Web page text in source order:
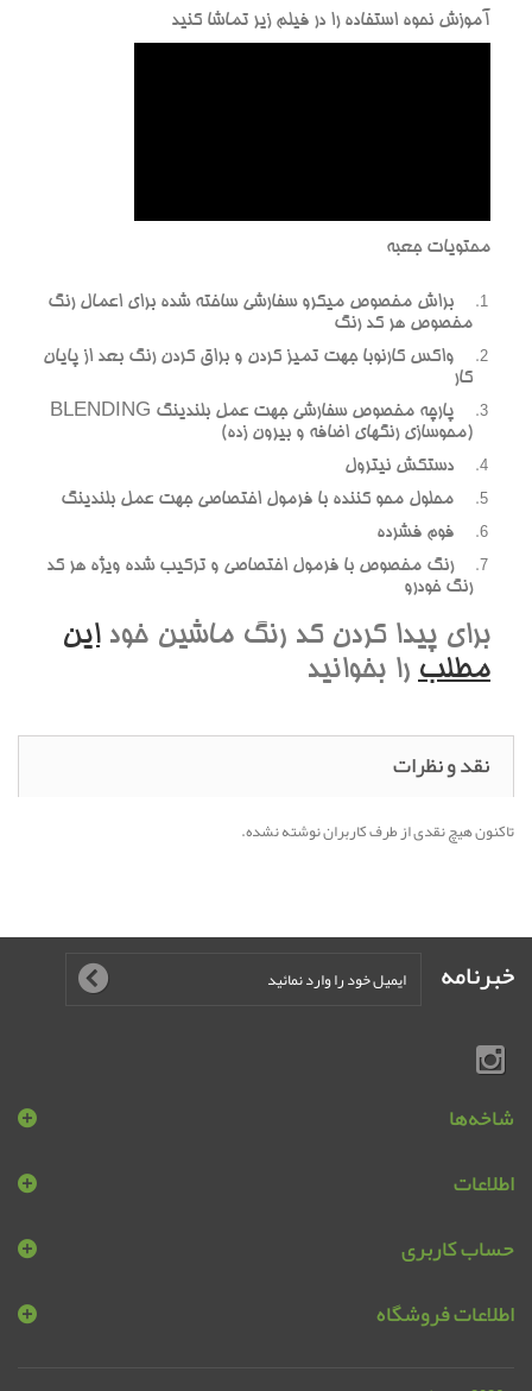
آموزش نحوه استفاده را در فيلم زير تماشا کنيد
محتويات جعبه
براش مخصوص ميکرو سفارشي ساخته شده براي اعمال رنگ
مخصوص هر کد رنگ
واکس کارنوبا جهت تميز کردن و براق کردن رنگ بعد از پايان
کار
پارچه مخصوص سفارشي جهت عمل بلندينگ BLENDING
(محوسازي رنگهاي اضافه و بيرون زده)
دستکش نيترول
محلول محو کننده با فرمول اختصاصي جهت عمل بلندينگ
فوم فشرده
رنگ مخصوص با فرمول اختصاصي و ترکيب شده ويژه هر کد
رنگ خودرو
براي پيدا کردن کد رنگ ماشين خوداين
مطلب را بخوانيد
نقد و نظرات
تاکنون هیچ نقدی از طرف کاربران نوشته نشده.
خبرنامه
شاخه‌ها
اطلاعات
حساب کاربری
اطلاعات فروشگاه